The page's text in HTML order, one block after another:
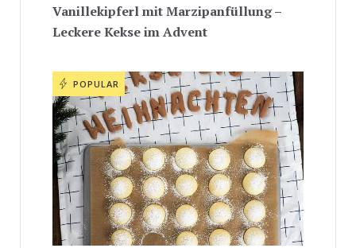
Vanillekipferl mit Marzipanfüllung –
Leckere Kekse im Advent
POPULAR